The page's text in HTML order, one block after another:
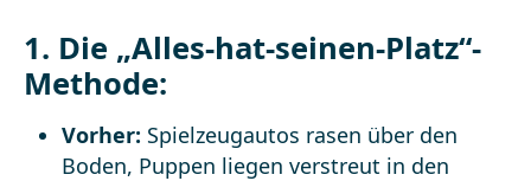
1. Die „Alles-hat-seinen-Platz“-
Methode:
Vorher: Spielzeugautos rasen über den
Boden, Puppen liegen verstreut in den